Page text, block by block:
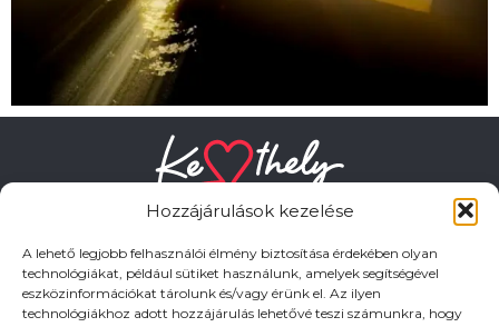
Hozzájárulások kezelése
A lehető legjobb felhasználói élmény biztosítása érdekében olyan
technológiákat, például sütiket használunk, amelyek segítségével
eszközinformációkat tárolunk és/vagy érünk el. Az ilyen
technológiákhoz adott hozzájárulás lehetővé teszi számunkra, hogy
HASZNOS LINKEK